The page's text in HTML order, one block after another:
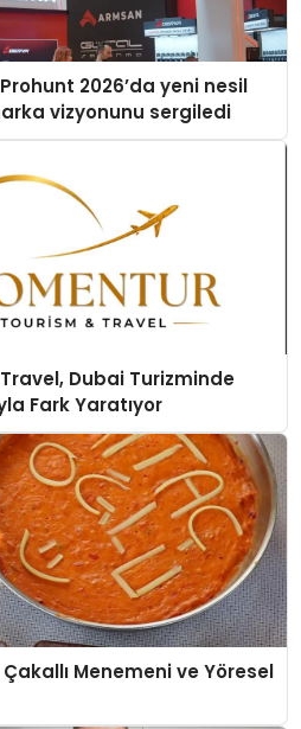
2026’da yeni nesil
vizyonunu sergiledi
Dubai Turizminde
Fark Yaratıyor
Menemeni ve Yöresel